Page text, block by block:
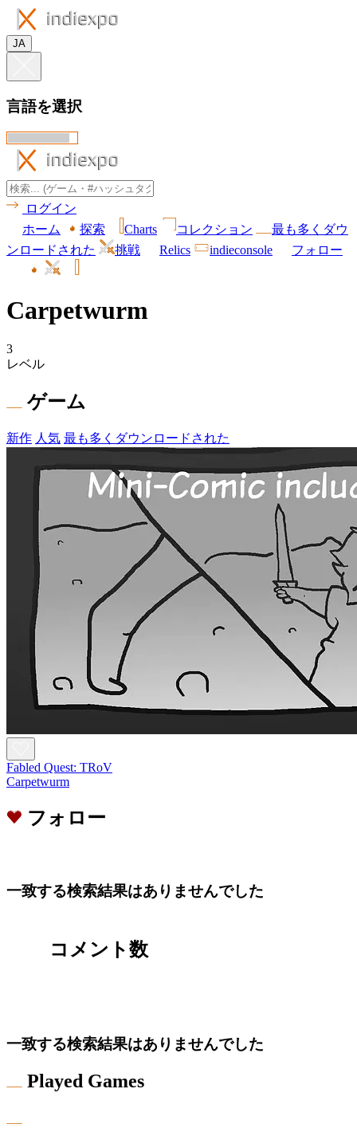
JA
言語を選択
ログイン
ホーム
探索 Charts コレクション
最も多くダウ
ンロードされた
挑戦 Relics indieconsole フォロー
Carpetwurm
3
レベル
ゲーム
新作 人気 最も多くダウンロードされた
Fabled Quest: TRoV
Carpetwurm
フォロー
一致する検索結果はありませんでした
コメント数
一致する検索結果はありませんでした
Played Games